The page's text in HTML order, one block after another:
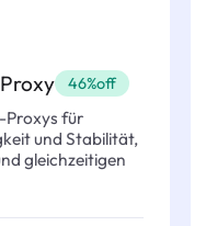
46%off
Proxys für
und Stabilität,
gleichzeitigen